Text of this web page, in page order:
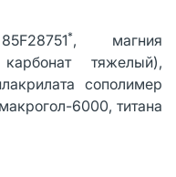
*, магния
тяжелый),
сополимер
6000, титана